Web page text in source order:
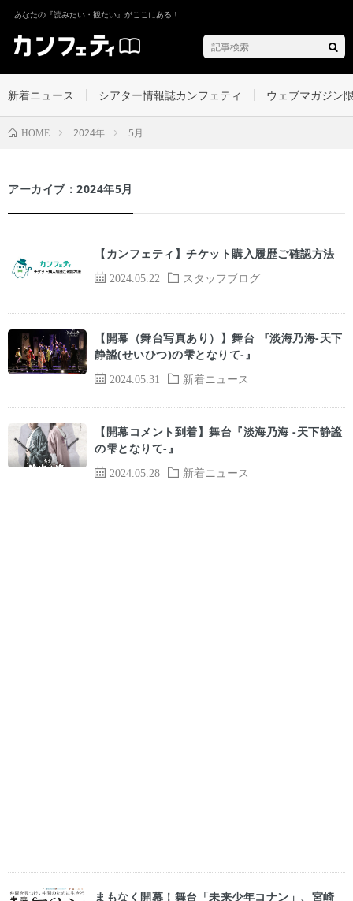
あなたの『読みたい・観たい』がここにある！
新着ニュース シアター情報誌カンフェティ ウェブマガジン
HOME 2024年 5月
アーカイブ：2024年5月
2024.05.22 スタッフブログ
【カンフェティ】チケット購入履歴ご確認方法
2024.05.31 新着ニュース
【開幕（舞台写真あり）】舞台 『淡海乃海-天下
静謐(せいひつ)の雫となりて-』
2024.05.28 新着ニュース
【開幕コメント到着】舞台『淡海乃海 -天下静謐
の雫となりて-』
まもなく開幕！舞台「未来少年コナン」、宮崎